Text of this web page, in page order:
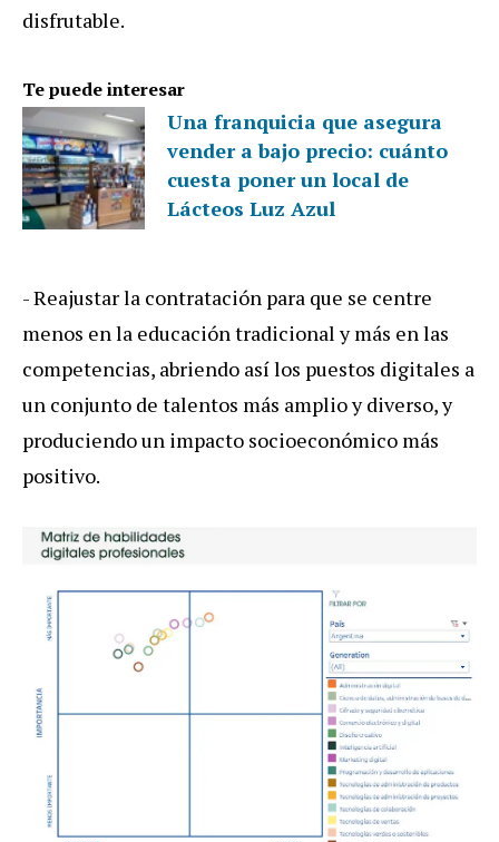
disfrutable.
Te puede interesar
Una franquicia que asegura
vender a bajo precio: cuánto
cuesta poner un local de
Lácteos Luz Azul
- Reajustar la contratación para que se centre
menos en la educación tradicional y más en las
competencias, abriendo así los puestos digitales a
un conjunto de talentos más amplio y diverso, y
produciendo un impacto socioeconómico más
positivo.